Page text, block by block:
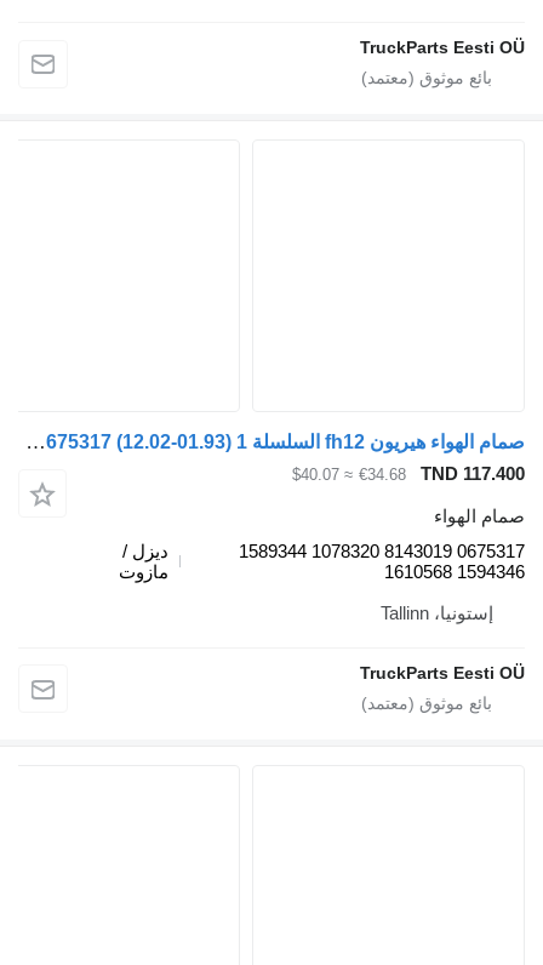
TruckParts
صمام الهواء هيريون fh12 السلسلة 1 (01.93-12.02) 0675317 لـ السيارات القاطرة Volvo FH12, FH16, NH12, FH, VNL780 (1993-2014)
TND
€34.68
≈ $40.07
0675317 8143019 1078320 1589344
ديزل /
TruckParts